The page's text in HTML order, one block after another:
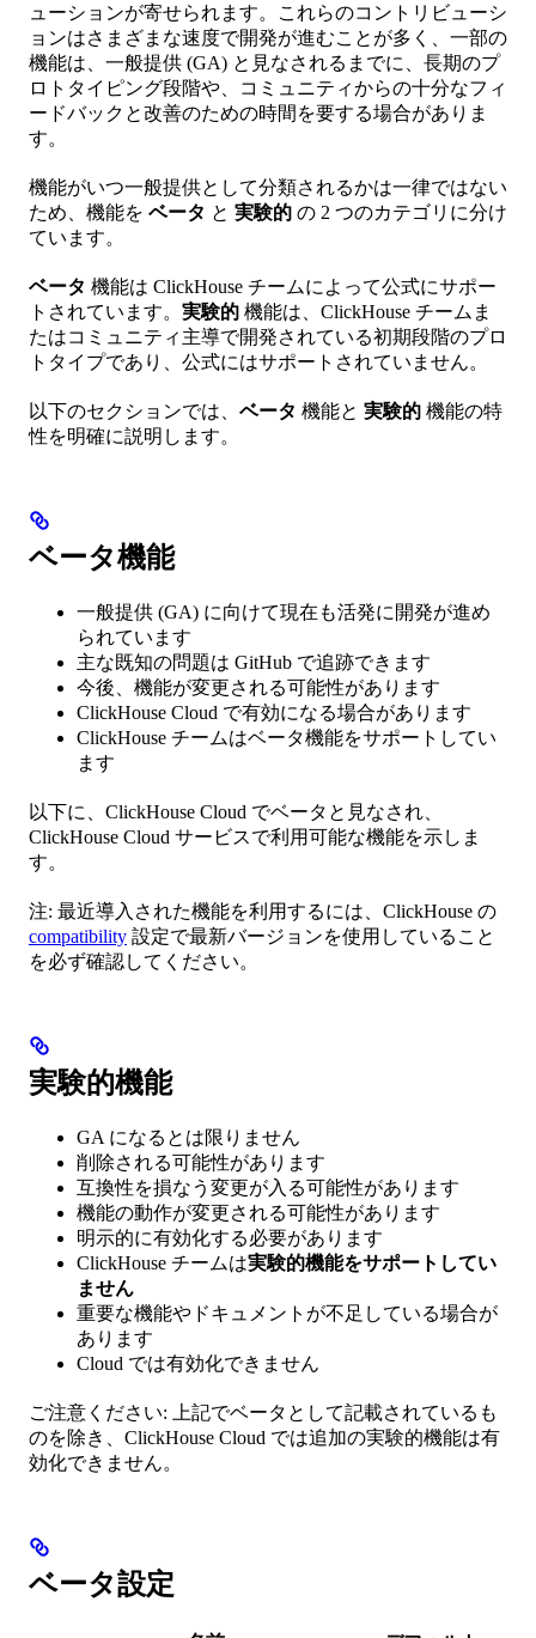
ューションが寄せられます。これらのコントリビューシ
ョンはさまざまな速度で開発が進むことが多く、一部の
機能は、一般提供 (GA) と見なされるまでに、長期のプ
ロトタイピング段階や、コミュニティからの十分なフィ
ードバックと改善のための時間を要する場合がありま
す。
機能がいつ一般提供として分類されるかは一律ではない
ため、機能を ベータ と 実験的 の 2 つのカテゴリに分け
ています。
ベータ 機能は ClickHouse チームによって公式にサポー
トされています。 実験的 機能は、ClickHouse チームま
たはコミュニティ主導で開発されている初期段階のプロ
トタイプであり、公式にはサポートされていません。
以下のセクションでは、 ベータ 機能と 実験的 機能の特
性を明確に説明します。
ベータ機能
一般提供 (GA) に向けて現在も活発に開発が進め
られています
主な既知の問題は GitHub で追跡できます
今後、機能が変更される可能性があります
ClickHouse Cloud で有効になる場合があります
ClickHouse チームはベータ機能をサポートしてい
ます
以下に、ClickHouse Cloud でベータと見なされ、
ClickHouse Cloud サービスで利用可能な機能を示しま
す。
注: 最近導入された機能を利用するには、ClickHouse の
compatibility 設定で最新バージョンを使用していること
を必ず確認してください。
実験的機能
GA になるとは限りません
削除される可能性があります
互換性を損なう変更が入る可能性があります
機能の動作が変更される可能性があります
明示的に有効化する必要があります
ClickHouse チームは実験的機能をサポートしてい
ません
重要な機能やドキュメントが不足している場合が
あります
Cloud では有効化できません
ご注意ください: 上記でベータとして記載されているも
のを除き、ClickHouse Cloud では追加の実験的機能は有
効化できません。
ベータ設定